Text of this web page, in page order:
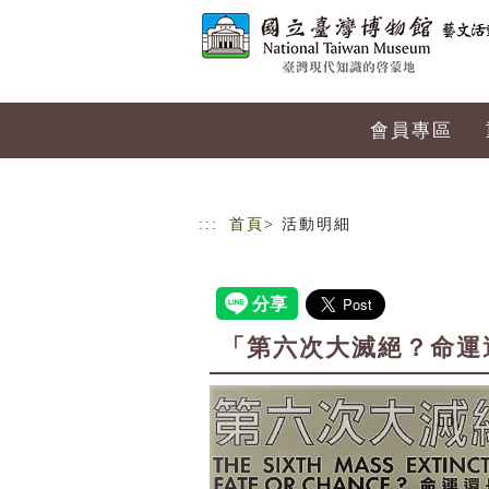
會員專區
::: 首頁 > 活動明細
「第六次大滅絕？命